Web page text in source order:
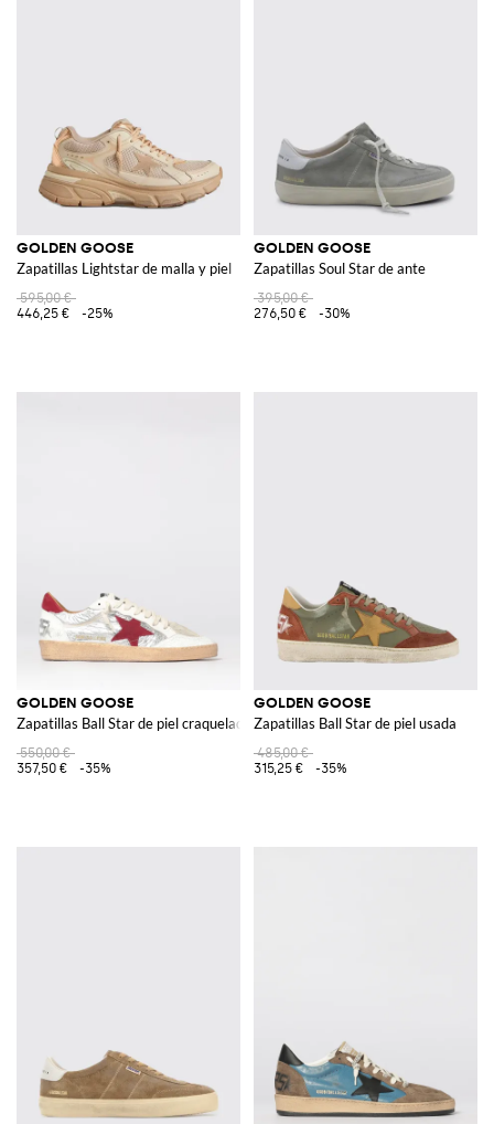
GOLDEN GOOSE
Zapatillas Lightstar de malla y piel
595,00 €
446,25 €
-25%
GOLDEN GOOSE
Zapatillas Soul Star de ante
395,00 €
276,50 €
-30%
GOLDEN GOOSE
Zapatillas Ball Star de piel craquelada y nylon laminado
550,00 €
357,50 €
-35%
GOLDEN GOOSE
Zapatillas Ball Star de piel usada
485,00 €
315,25 €
-35%